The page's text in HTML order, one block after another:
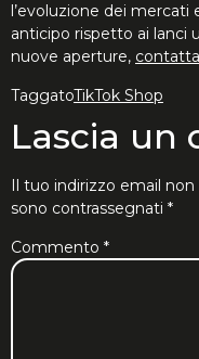
l’evoluzione dei
anticipo rispetto ai lanci
nuove aperture,
TaggatoTikTok Shop
Lascia un
Il tuo indirizzo email non
sono contrassegnati *
Commento *